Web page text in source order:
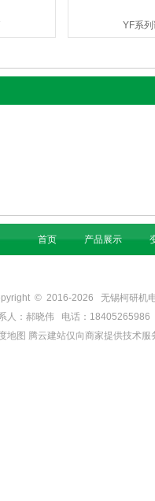
YF系
首页 产品展示
© 2016-2026
无锡柯研机
人：郝晓伟 电话：
地图 腾云建站仅向商家提供技术服